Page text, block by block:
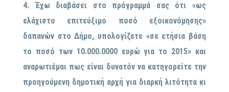
4. Έχω διαβάσει στο πρόγραμμά σας ότι «ως
ελάχιστο επιτεύξιμο ποσό εξοικονόμησης»
δαπανών στο Δήμο, υπολογίζετε «σε ετήσια βάση
το ποσό των 10.000.0000 ευρώ για το 2015» και
αναρωτιέμαι πως είναι δυνατόν να κατηγορείτε την
προηγούμενη δημοτική αρχή για διαρκή λιτότητα κι